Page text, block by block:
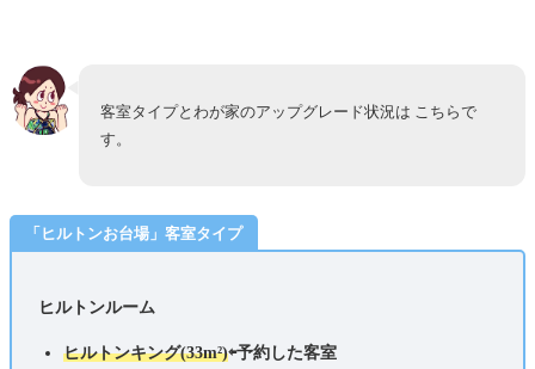
客室タイプとわが家のアップグレード状況は こちらで
す。
「ヒルトンお台場」客室タイプ
ヒルトンルーム
ヒルトンキング(33m²)⇦予約した客室